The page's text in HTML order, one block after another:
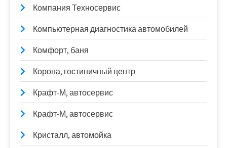
Компания Техносервис
Компьютерная диагностика автомобилей
Комфорт, баня
Корона, гостиничный центр
Крафт-М, автосервис
Крафт-М, автосервис
Кристалл, автомойка